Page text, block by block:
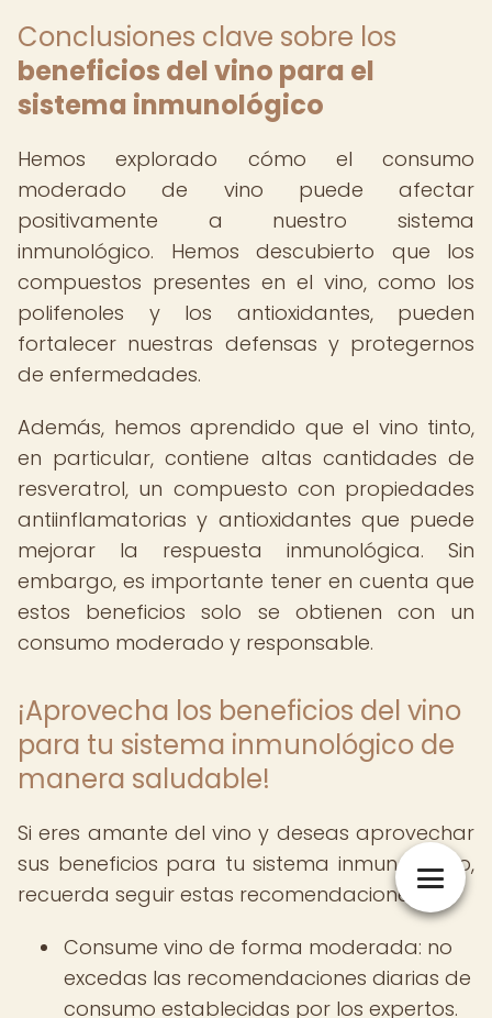
Conclusiones clave sobre los
beneficios del vino para el
sistema inmunológico
Hemos explorado cómo el consumo
moderado de vino puede afectar
positivamente a nuestro sistema
inmunológico. Hemos descubierto que los
compuestos presentes en el vino, como los
polifenoles y los antioxidantes, pueden
fortalecer nuestras defensas y protegernos
de enfermedades.
Además, hemos aprendido que el vino tinto,
en particular, contiene altas cantidades de
resveratrol, un compuesto con propiedades
antiinflamatorias y antioxidantes que puede
mejorar la respuesta inmunológica. Sin
embargo, es importante tener en cuenta que
estos beneficios solo se obtienen con un
consumo moderado y responsable.
¡Aprovecha los beneficios del vino
para tu sistema inmunológico de
manera saludable!
Si eres amante del vino y deseas aprovechar
sus beneficios para tu sistema inmunológico,
recuerda seguir estas recomendaciones:
Consume vino de forma moderada: no
excedas las recomendaciones diarias de
consumo establecidas por los expertos.